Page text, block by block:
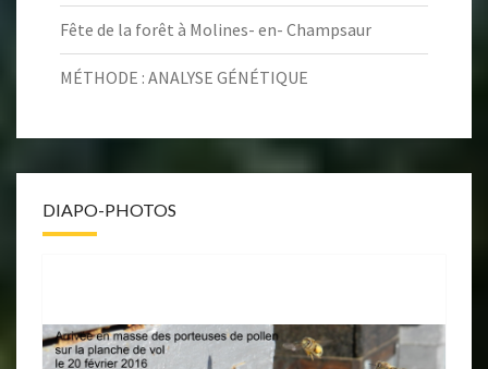
Fête de la forêt à Molines- en- Champsaur
MÉTHODE : ANALYSE GÉNÉTIQUE
DIAPO-PHOTOS